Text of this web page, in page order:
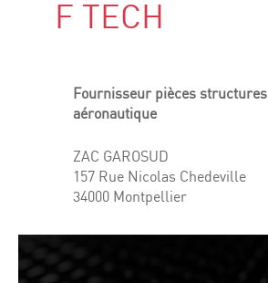
F TECH
Fournisseur pièces structures
aéronautique
ZAC GAROSUD
157 Rue Nicolas Chedeville
34000 Montpellier